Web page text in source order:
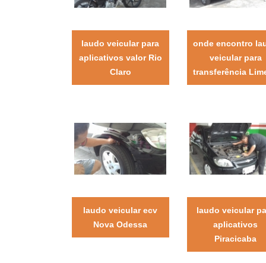
laudo veicular para
aplicativos valor Rio
Claro
onde encontro
veicular para
transferência
laudo veicular ecv
Nova Odessa
laudo veicular
aplicativos
Piracicaba